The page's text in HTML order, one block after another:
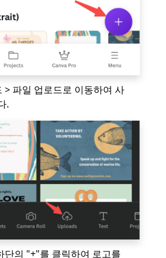
> 파일 업로드로 이동하여 사
.
단의 "+"를 클릭하여 로고를